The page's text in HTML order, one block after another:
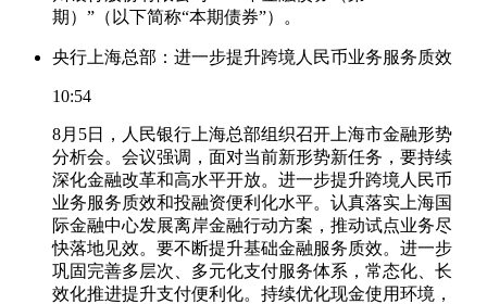
期）”（以下简称“本期债券”）。
央行上海总部：进一步提升跨境人民币业务服务质效
10:54
8月5日，人民银行上海总部组织召开上海市金融形势
分析会。会议强调，面对当前新形势新任务，要持续
深化金融改革和高水平开放。进一步提升跨境人民币
业务服务质效和投融资便利化水平。认真落实上海国
际金融中心发展离岸金融行动方案，推动试点业务尽
快落地见效。要不断提升基础金融服务质效。进一步
巩固完善多层次、多元化支付服务体系，常态化、长
效化推进提升支付便利化。持续优化现金使用环境，